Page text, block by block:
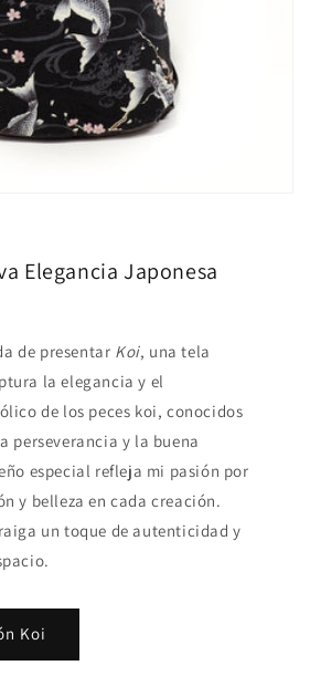
Elegancia Japonesa
de presentar Koi, una tela
la elegancia y el
de los peces koi, conocidos
perseverancia y la buena
especial refleja mi pasión por
y belleza en cada creación.
un toque de autenticidad y
Koi